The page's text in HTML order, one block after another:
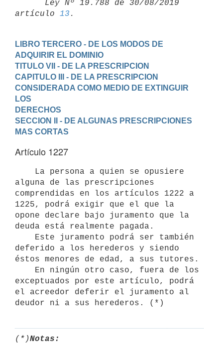
artículo 13
LIBRO TERCERO - DE LOS MODOS DE
ADQUIRIR EL DOMINIO
TITULO VII - DE LA PRESCRIPCION
CAPITULO III - DE LA PRESCRIPCION
CONSIDERADA COMO MEDIO DE EXTINGUIR
LOS
DERECHOS
SECCION II - DE ALGUNAS PRESCRIPCIONES
MAS CORTAS
Artículo 1227
alguna de las prescripciones
comprendidas en los artículos 1222 a
1225, podrá exigir que el que la
opone declare bajo juramento que la
deuda está realmente pagada.
deferido a los herederos y siendo
éstos menores de edad, a sus tutores.
exceptuados por este artículo, podrá
el acreedor deferir el juramento al
(*)Notas: